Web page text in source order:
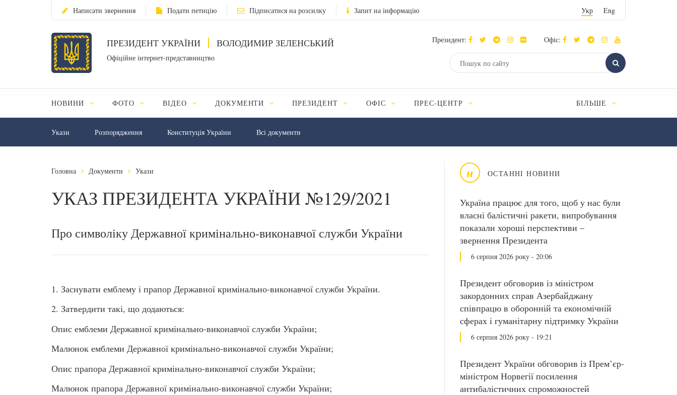
Написати звернення Подати петицію Підписатися на розсилку Запит на інформацію Укр Eng
ПРЕЗИДЕНТ УКРАЇНИ ВОЛОДИМИР ЗЕЛЕНСЬКИЙ
Офіційне інтернет-представництво
Президент: Офіс:
НОВИНИ ФОТО ВІДЕО ДОКУМЕНТИ ПРЕЗИДЕНТ ОФІС ПРЕС-ЦЕНТР БІЛЬШЕ
Укази Розпорядження Конституція України Всі документи
н ОСТАННІ НОВИНИ
Україна працює для того, щоб у нас були
власні балістичні ракети, випробування
показали хороші перспективи –
звернення Президента
6 серпня 2026 року - 20:06
Президент обговорив із міністром
закордонних справ Азербайджану
співпрацю в оборонній та економічній
сферах і гуманітарну підтримку України
6 серпня 2026 року - 19:21
Президент України обговорив із Прем’єр-
міністром Норвегії посилення
антибалістичних спроможностей
Головна Документи Укази
УКАЗ ПРЕЗИДЕНТА УКРАЇНИ №129/2021
Про символіку Державної кримінально-виконавчої служби України
1. Заснувати емблему і прапор Державної кримінально-виконавчої служби України.
2. Затвердити такі, що додаються:
Опис емблеми Державної кримінально-виконавчої служби України;
Малюнок емблеми Державної кримінально-виконавчої служби України;
Опис прапора Державної кримінально-виконавчої служби України;
Малюнок прапора Державної кримінально-виконавчої служби України;